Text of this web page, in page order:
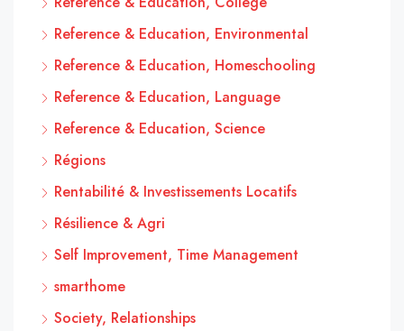
Reference & Education, Environmental
Reference & Education, Homeschooling
Reference & Education, Language
Reference & Education, Science
Régions
Rentabilité & Investissements Locatifs
Résilience & Agri
Self Improvement, Time Management
smarthome
Society, Relationships